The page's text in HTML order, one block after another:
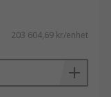
203 604,69 kr/enhet